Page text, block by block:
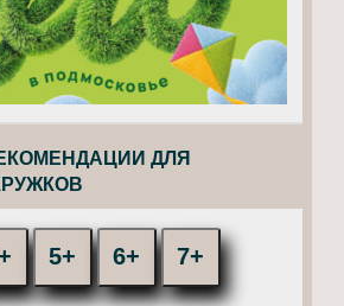
ДЛЯ
5+ 6+ 7+